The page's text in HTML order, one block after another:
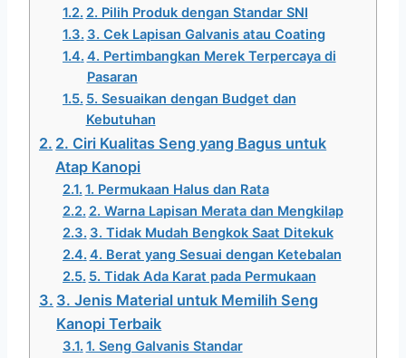
2. Pilih Produk dengan Standar SNI
3. Cek Lapisan Galvanis atau Coating
4. Pertimbangkan Merek Terpercaya di
Pasaran
5. Sesuaikan dengan Budget dan
Kebutuhan
2. Ciri Kualitas Seng yang Bagus untuk
Atap Kanopi
1. Permukaan Halus dan Rata
2. Warna Lapisan Merata dan Mengkilap
3. Tidak Mudah Bengkok Saat Ditekuk
4. Berat yang Sesuai dengan Ketebalan
5. Tidak Ada Karat pada Permukaan
3. Jenis Material untuk Memilih Seng
Kanopi Terbaik
1. Seng Galvanis Standar